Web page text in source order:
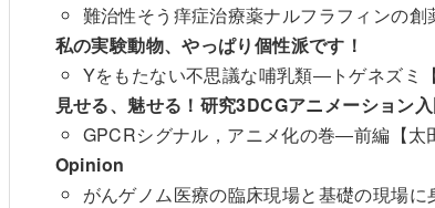
難治性そう痒症治療薬ナルフラフィンの
私の実験動物、やっぱり個性派です！
Yをもたない不思議な哺乳類―トゲネズミ
見せる、魅せる！研究3DCGアニメーション
GPCRシグナル，アニメ化の巻―前編【太
Opinion
がんゲノム医療の臨床現場と基礎の現場に